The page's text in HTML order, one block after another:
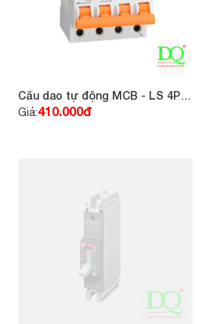
Cầu dao tự động MCB - LS 4P
32A 6KA
Giá:410.000đ